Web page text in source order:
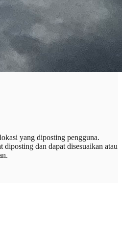
yang diposting pengguna.
diposting dan dapat disesuaikan atau